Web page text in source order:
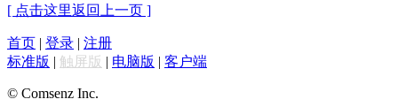
[ 点击这里返回上一页 ]
首页 | 登录 | 注册
标准版 | 触屏版 | 电脑版 | 客户端
© Comsenz Inc.